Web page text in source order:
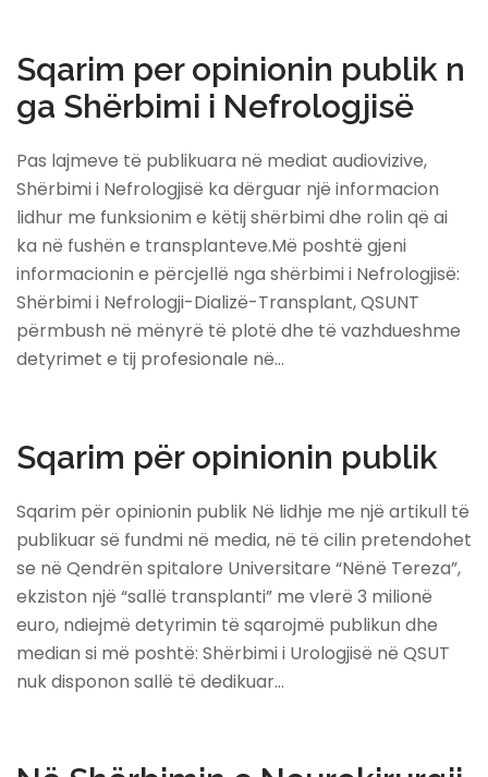
Sqarim per opinionin publik n
ga Shërbimi i Nefrologjisë
Pas lajmeve të publikuara në mediat audiovizive,
Shërbimi i Nefrologjisë ka dërguar një informacion
lidhur me funksionim e këtij shërbimi dhe rolin që ai
ka në fushën e transplanteve.Më poshtë gjeni
informacionin e përcjellë nga shërbimi i Nefrologjisë:
Shërbimi i Nefrologji-Dializë-Transplant, QSUNT
përmbush në mënyrë të plotë dhe të vazhdueshme
detyrimet e tij profesionale në…
Sqarim për opinionin publik
Sqarim për opinionin publik Në lidhje me një artikull të
publikuar së fundmi në media, në të cilin pretendohet
se në Qendrën spitalore Universitare “Nënë Tereza”,
ekziston një “sallë transplanti” me vlerë 3 milionë
euro, ndiejmë detyrimin të sqarojmë publikun dhe
median si më poshtë: Shërbimi i Urologjisë në QSUT
nuk disponon sallë të dedikuar…